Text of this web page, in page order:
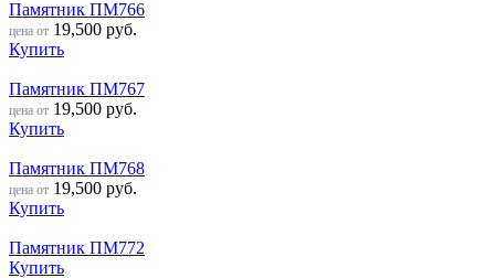
Памятник ПМ766
цена от 19,500 руб.
Купить
Памятник ПМ767
цена от 19,500 руб.
Купить
Памятник ПМ768
цена от 19,500 руб.
Купить
Памятник ПМ772
Купить